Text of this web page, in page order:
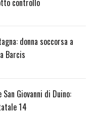
donna soccorsa a
Barcis
Giovanni di Duino:
14